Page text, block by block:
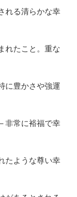
れる清らかな幸
れたこと。重な
に豊かさや強運
非常に裕福で幸
たような尊い幸